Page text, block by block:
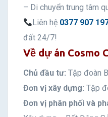
– Di chuyển trung tâm
Liên hệ 0377 907
đất 24/7!
Về dự án Cosmo
Chủ đầu tư: Tập đoàn
Đơn vị xây dựng: Tập
Đơn vị phân phối và